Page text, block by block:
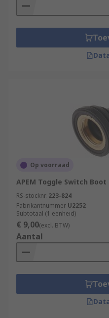
Op voorraad
APEM Toggle Switch
RS-stocknr. 223-824
Fabrikantnummer U2252
Subtotaal (1 eenheid)
€ 9,00(excl. BTW)
Aantal